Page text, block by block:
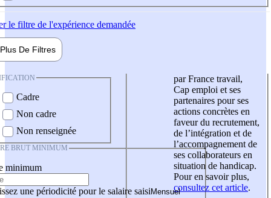
le filtre de l'expérience demandée
Plus De Filtres
Cadre
Non cadre
Non renseignée
BRUT MINIMUM
minimum
une périodicité pour le salaire saisi
par France travail,
Cap emploi et ses
partenaires pour ses
actions concrètes en
faveur du recrutement,
de l’intégration et de
l’accompagnement de
ses collaborateurs en
situation de handicap.
Pour en savoir plus,
consultez cet article.